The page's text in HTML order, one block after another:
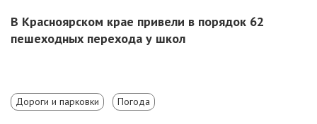
В Красноярском крае привели в порядок 62
пешеходных перехода у школ
Дороги и парковки Погода